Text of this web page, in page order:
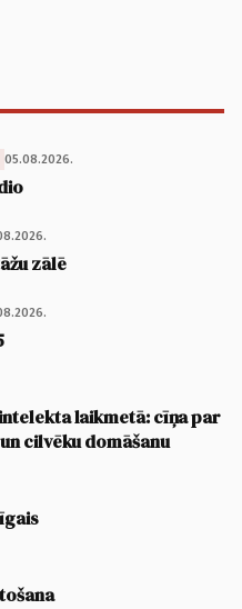
05.08.2026.
zālē
laikmetā: cīņa par
cilvēku domāšanu